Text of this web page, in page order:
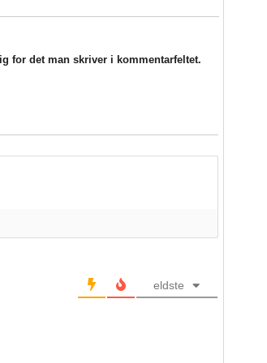
for det man skriver i kommentarfeltet.
eldste